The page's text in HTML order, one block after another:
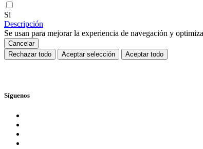
Si
Descripción
Se usan para mejorar la experiencia de navegación y
Cancelar
Rechazar todo
Aceptar selección Aceptar todo
Síguenos